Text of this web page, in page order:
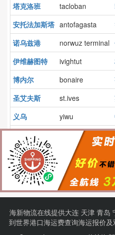
塔克洛班
tacloban
安托法加斯塔 antofagasta
诺乌兹港
norwuz terminal
伊维赫图特
ivightut
博内尔
bonaire
圣艾夫斯
st.ives
义乌
yiwu
里奥阿查
rio hacha
格莱纳姆
glenarm
夸伊博
qua iboe
海新物流在线提供大连 天津 青岛
到世界港口海运费查询海运报价及